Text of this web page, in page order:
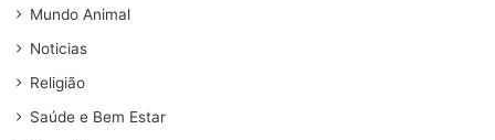
Mundo Animal
Noticias
Religião
Saúde e Bem Estar